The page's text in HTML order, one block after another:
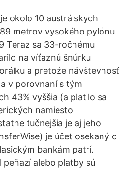
okolo 10 austrálskych
metrov vysokého pylónu
Teraz sa 33-ročnému
na víťaznú šnúrku
a pretože návštevnosť
v porovnaní s tým
43% vyššia (a platilo sa
namiesto
tučnejšia je aj jeho
je účet osekaný o
bankám patrí.
alebo platby sú